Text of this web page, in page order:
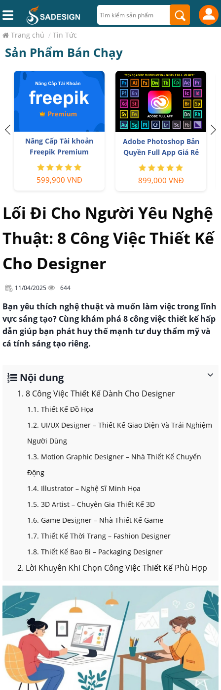
Trang chủ / Tin Tức
Sản Phẩm Bán Chạy
Nâng Cấp Tài khoản
Freepik Premium
599,900 VNĐ
Adobe Photoshop Bản
Quyền Full App Giá Rẻ
899,000 VNĐ
Lối Đi Cho Người Yêu Nghệ
Thuật: 8 Công Việc Thiết Kế
Cho Designer
11/04/2025 644
Bạn yêu thích nghệ thuật và muốn làm việc trong lĩnh
vực sáng tạo? Cùng khám phá 8 công việc thiết kế hấp
dẫn giúp bạn phát huy thế mạnh tư duy thẩm mỹ và
cá tính sáng tạo riêng.
Nội dung
1. 8 Công Việc Thiết Kế Dành Cho Designer
1.1. Thiết Kế Đồ Họa
1.2. UI/UX Designer – Thiết Kế Giao Diện Và Trải Nghiệm
Người Dùng
1.3. Motion Graphic Designer – Nhà Thiết Kế Chuyển
Động
1.4. Illustrator – Nghệ Sĩ Minh Họa
1.5. 3D Artist – Chuyên Gia Thiết Kế 3D
1.6. Game Designer – Nhà Thiết Kế Game
1.7. Thiết Kế Thời Trang – Fashion Designer
1.8. Thiết Kế Bao Bì – Packaging Designer
2. Lời Khuyên Khi Chọn Công Việc Thiết Kế Phù Hợp